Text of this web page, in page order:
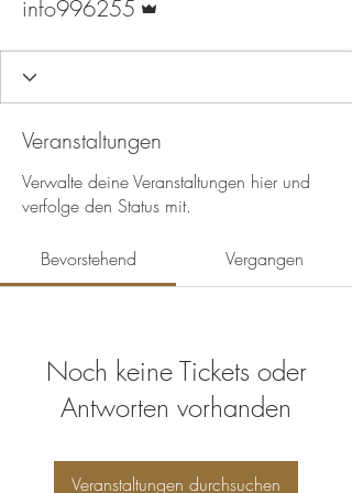
info996255
Veranstaltungen
Verwalte deine Veranstaltungen hier und
verfolge den Status mit.
Bevorstehend Vergangen
Noch keine Tickets oder
Antworten vorhanden
Veranstaltungen durchsuchen